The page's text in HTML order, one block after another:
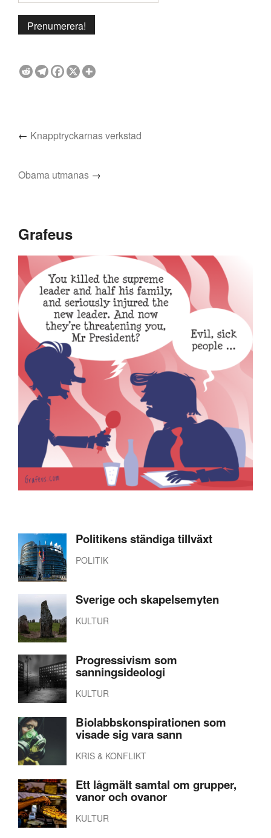
← Knapptryckarnas verkstad
Obama utmanas →
Grafeus
Politikens ständiga tillväxt
POLITIK
Sverige och skapelsemyten
KULTUR
Progressivism som
sanningsideologi
KULTUR
Biolabbskonspirationen som
visade sig vara sann
KRIS & KONFLIKT
Ett lågmält samtal om grupper,
vanor och ovanor
KULTUR